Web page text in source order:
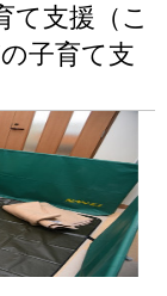
て支援（こ
子育て支